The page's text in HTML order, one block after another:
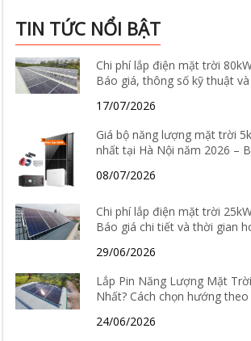
TIN TỨC NỔI BẬT
Chi phí lắp điện mặt trời
Báo giá, thông số kỹ thuật
17/07/2026
Giá bộ năng lượng mặt trời
nhất tại Hà Nội năm 2026 –
08/07/2026
Chi phí lắp điện mặt trời
Báo giá chi tiết và thời gian
29/06/2026
Lắp Pin Năng Lượng Mặt
Nhất? Cách chọn hướng
24/06/2026